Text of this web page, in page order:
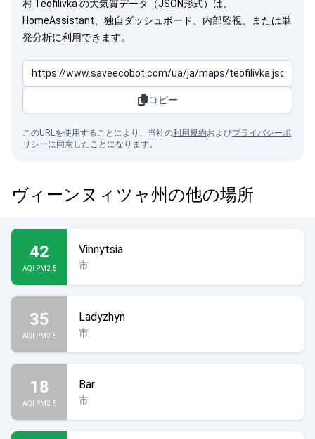
村 Teofilivka の大気質データ（JSON形式）は、
HomeAssistant、独自ダッシュボード、内部監視、または単
発分析に利用できます。
コピー
このURLを使用することにより、当社の利用規約およびプライバシーポ
リシーに同意したことになります。
ヴィーンヌィツャ州の他の場所
42
AQI PM2.5
Vinnytsia
市
35
AQI PM2.5
Ladyzhyn
市
18
AQI PM2.5
Bar
市